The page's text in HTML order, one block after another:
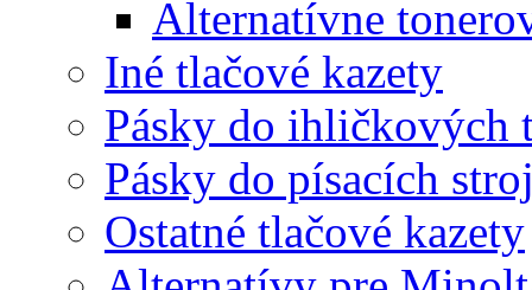
Alternatívne
Iné tlačové kazety
Pásky do ihličkových
Pásky do písacích
Ostatné tlačové kazety